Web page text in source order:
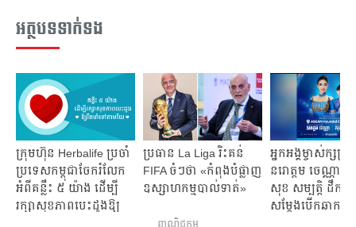
អត្ថបទទាក់ទង
ក្រុមហ៊ុន Herbalife ប្រចាំ
ប្រទេសកម្ពុជាចែករំលែក
អំពីគន្លឹះ ៥ យ៉ាង ដើម្បី
រក្សាសុខភាពបេះដូងឱ្យ
ប្រធាន La Liga រិះគន់
FIFA ចំៗថា «កំពុងបំផ្លាញ
ឧស្សាហកម្មបាល់ទាត់»
អ្នកអង្គម្ចាស់ក្សត្រិ
នរោត្តម ចេណ្ណា
សុខ សម្បត្តិ ដឹកនាំ
សម្តែងបើកឆាកនៃ